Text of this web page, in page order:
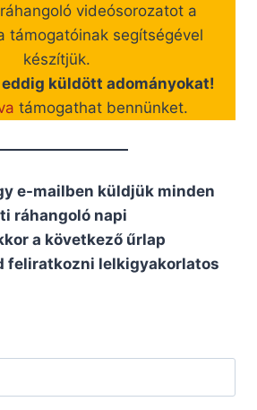
videósorozatot a
támogatóinak segítségével
készítjük.
küldött adományokat!
támogathat bennünket.
e-mailben küldjük minden
ráhangoló napi
a következő űrlap
feliratkozni lelkigyakorlatos